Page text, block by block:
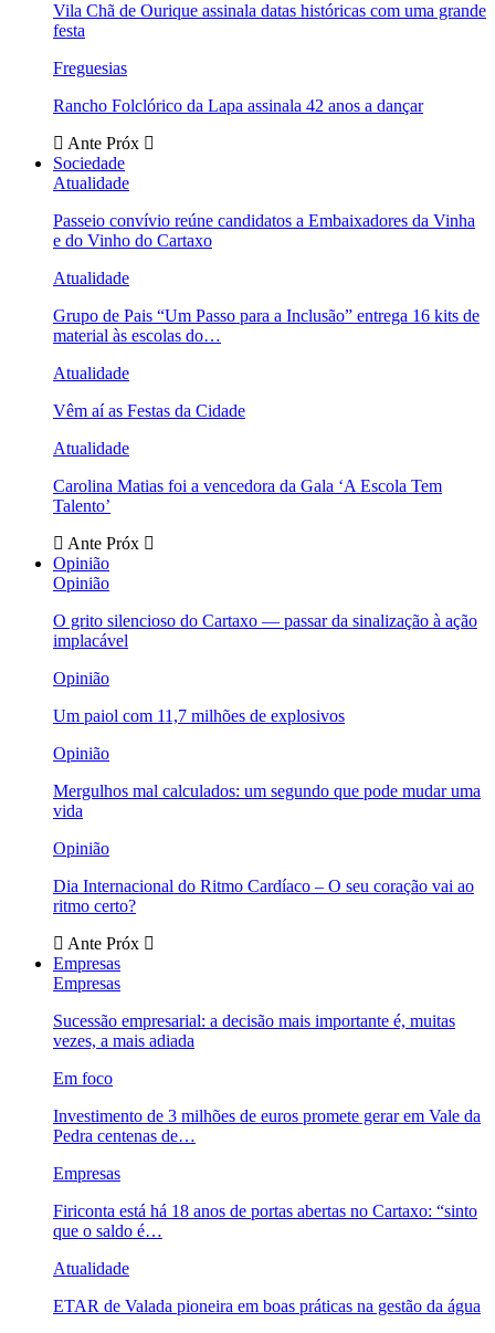
Vila Chã de Ourique assinala datas históricas com uma grande
festa
Freguesias
Rancho Folclórico da Lapa assinala 42 anos a dançar
Ante Próx
Sociedade
Atualidade
Passeio convívio reúne candidatos a Embaixadores da Vinha
e do Vinho do Cartaxo
Atualidade
Grupo de Pais “Um Passo para a Inclusão” entrega 16 kits de
material às escolas do…
Atualidade
Vêm aí as Festas da Cidade
Atualidade
Carolina Matias foi a vencedora da Gala ‘A Escola Tem
Talento’
Ante Próx
Opinião
Opinião
O grito silencioso do Cartaxo — passar da sinalização à ação
implacável
Opinião
Um paiol com 11,7 milhões de explosivos
Opinião
Mergulhos mal calculados: um segundo que pode mudar uma
vida
Opinião
Dia Internacional do Ritmo Cardíaco – O seu coração vai ao
ritmo certo?
Ante Próx
Empresas
Empresas
Sucessão empresarial: a decisão mais importante é, muitas
vezes, a mais adiada
Em foco
Investimento de 3 milhões de euros promete gerar em Vale da
Pedra centenas de…
Empresas
Firiconta está há 18 anos de portas abertas no Cartaxo: “sinto
que o saldo é…
Atualidade
ETAR de Valada pioneira em boas práticas na gestão da água